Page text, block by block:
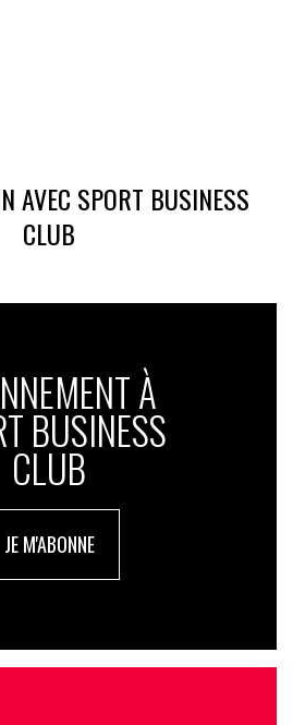
AVEC SPORT BUSINESS
CLUB
À
BUSINESS
CLUB
JE M'ABONNE